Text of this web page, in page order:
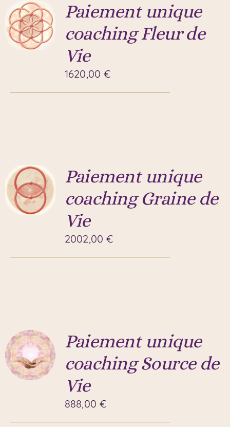
Paiement unique
coaching Fleur de
Vie
1620,00 €
Paiement unique
coaching Graine de
Vie
2002,00 €
Paiement unique
coaching Source de
Vie
888,00 €